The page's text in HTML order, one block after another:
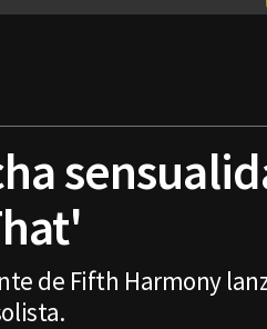
de Fifth Harmony